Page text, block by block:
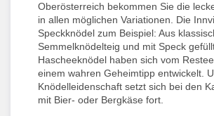
Oberösterreich bekommen Sie die
in allen möglichen Variationen. Die
Speckknödel zum Beispiel: Aus
Semmelknödelteig und mit Speck
Hascheeknödel haben sich vom
einem wahren Geheimtipp entwickelt.
Knödelleidenschaft setzt sich bei den
mit Bier- oder Bergkäse fort.